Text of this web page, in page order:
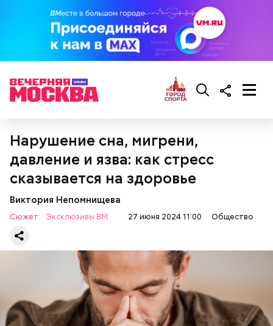
Нарушение сна, мигрени,
давление и язва: как стресс
сказывается на здоровье
Виктория Непомнищева
Сюжет: Эксклюзивы ВМ 27 июня 2024 11:00 Общество
Также не нужно есть дыню до корки, потому что
именно там скапливаются нитраты. И важно
тщательно ее мыть, чтобы не отравиться, добавила
собеседница «ВМ».